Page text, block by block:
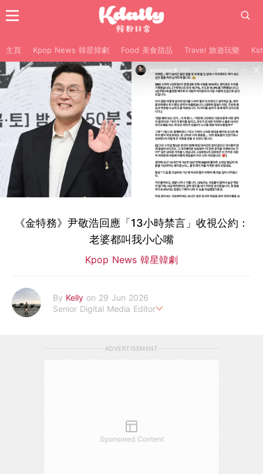
主頁 Kpop News 韓星韓劇 Food 美食甜品 Travel 旅遊玩樂
《金特務》尹敬浩回應「13小時禁言」收視公約：
老婆都叫我小心嘴
Kpop News 韓星韓劇
By Kelly on 29 Jun 2026
Senior Digital Media Editor
ADVERTISEMENT
Sponsored Content